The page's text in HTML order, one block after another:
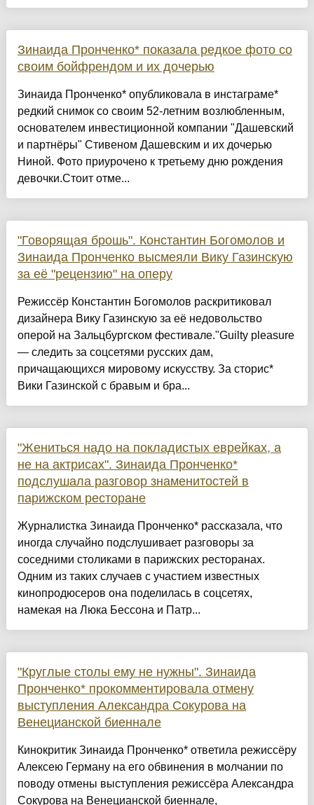
Зинаида Пронченко* показала редкое фото со
своим бойфрендом и их дочерью
Зинаида Пронченко* опубликовала в инстаграме*
редкий снимок со своим 52-летним возлюбленным,
основателем инвестиционной компании "Дашевский
и партнёры" Стивеном Дашевским и их дочерью
Ниной. Фото приурочено к третьему дню рождения
девочки.Стоит отме...
"Говорящая брошь". Константин Богомолов и
Зинаида Пронченко высмеяли Вику Газинскую
за её "рецензию" на оперу
Режиссёр Константин Богомолов раскритиковал
дизайнера Вику Газинскую за её недовольство
оперой на Зальцбургском фестивале."Guilty pleasure
— следить за соцсетями русских дам,
причащающихся мировому искусству. За сторис*
Вики Газинской с бравым и бра...
"Жениться надо на покладистых еврейках, а
не на актрисах". Зинаида Пронченко*
подслушала разговор знаменитостей в
парижском ресторане
Журналистка Зинаида Пронченко* рассказала, что
иногда случайно подслушивает разговоры за
соседними столиками в парижских ресторанах.
Одним из таких случаев с участием известных
кинопродюсеров она поделилась в соцсетях,
намекая на Люка Бессона и Патр...
"Круглые столы ему не нужны". Зинаида
Пронченко* прокомментировала отмену
выступления Александра Сокурова на
Венецианской биеннале
Кинокритик Зинаида Пронченко* ответила режиссёру
Алексею Герману на его обвинения в молчании по
поводу отмены выступления режиссёра Александра
Сокурова на Венецианской биеннале,